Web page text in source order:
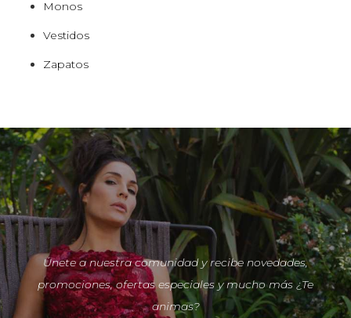
Monos
Vestidos
Zapatos
Únete a nuestra comunidad y recibe novedades,
promociones, ofertas especiales y mucho más ¿Te
animas?